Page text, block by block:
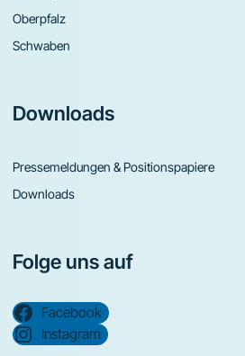
Oberpfalz
Schwaben
Downloads
Pressemeldungen & Positionspapiere
Downloads
Folge uns auf
Facebook
Instagram